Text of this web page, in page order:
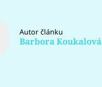
Autor článku
Barbora Koukalová